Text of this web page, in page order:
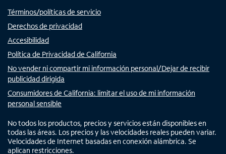
Términos/políticas de servicio
Derechos de privacidad
Accesibilidad
Política de Privacidad de California
No vender ni compartir mi información personal/Dejar de recibir
publicidad dirigida
Consumidores de California: limitar el uso de mi información
personal sensible
No todos los productos, precios y servicios están disponibles en
todas las áreas. Los precios y las velocidades reales pueden variar.
Velocidades de Internet basadas en conexión alámbrica. Se
aplican restricciones.